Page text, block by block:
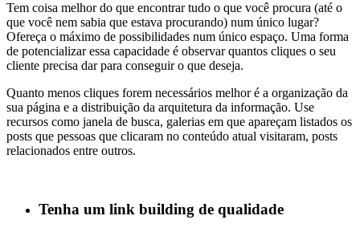
Tem coisa melhor do que encontrar tudo o que você procura (até o
que você nem sabia que estava procurando) num único lugar?
Ofereça o máximo de possibilidades num único espaço. Uma forma
de potencializar essa capacidade é observar quantos cliques o seu
cliente precisa dar para conseguir o que deseja.
Quanto menos cliques forem necessários melhor é a organização da
sua página e a distribuição da arquitetura da informação. Use
recursos como janela de busca, galerias em que apareçam listados os
posts que pessoas que clicaram no conteúdo atual visitaram, posts
relacionados entre outros.
Tenha um link building de qualidade